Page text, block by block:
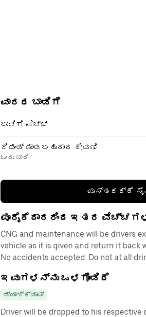
ವಾರದ ಬಾಡಿಗೆ
ಬಾಡಿಗೆ ವೆಚ್ಚ
ರಿಫಂಡ್ ಮಾಡಬಹುದಾದ ಠೇವಣಿ
ಒಂದು ಬಾರಿ
ಪುಸ್ತಕಕ್ಕೆ
ಪೂರೈಕೆದಾರರಿಂದ ಇತರ
CNG and maintenance will be drivers
vehicle as it is given and return it back
No accidents accepted. Do not at all
ಇವುಗಳನ್ನು ಒಳಗೊಂಡಿದೆ
ಡ್ಯಾಶ್‌ಕ್ಯಾಮ್
Driver will be dropped to his